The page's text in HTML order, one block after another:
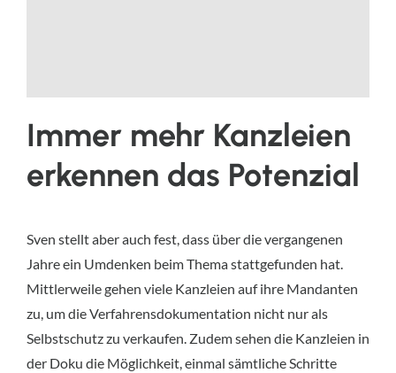
Immer mehr Kanzleien
erkennen das Potenzial
Sven stellt aber auch fest, dass über die vergangenen
Jahre ein Umdenken beim Thema stattgefunden hat.
Mittlerweile gehen viele Kanzleien auf ihre Mandanten
zu, um die Verfahrensdokumentation nicht nur als
Selbstschutz zu verkaufen. Zudem sehen die Kanzleien in
der Doku die Möglichkeit, einmal sämtliche Schritte